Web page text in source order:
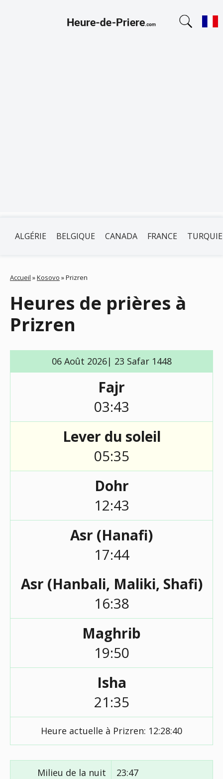
ALGÉRIE BELGIQUE CANADA FRANCE TURQUIE
Accueil »Kosovo »Prizren
Heures de prières à
Prizren
06 Août 2026| 23 Safar 1448
Fajr
03:43
Lever du soleil
05:35
Dohr
12:43
Asr (Hanafi)
17:44
Asr (Hanbali, Maliki, Shafi)
16:38
Maghrib
19:50
Isha
21:35
Heure actuelle à Prizren: 12:28:41
Milieu de la nuit 23:47